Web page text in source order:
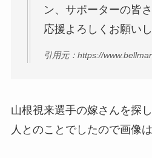
ン、サポーターの皆
応援よろしくお願いし
引用元：https://
山根視来選手の嫁さんを探
人とのことでしたので画像